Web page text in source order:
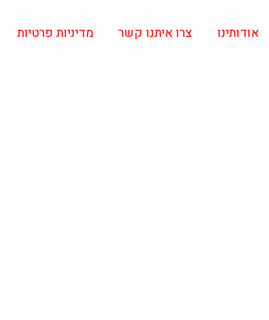
אודותינו צרו איתנו קשר מדיניות פרטיות